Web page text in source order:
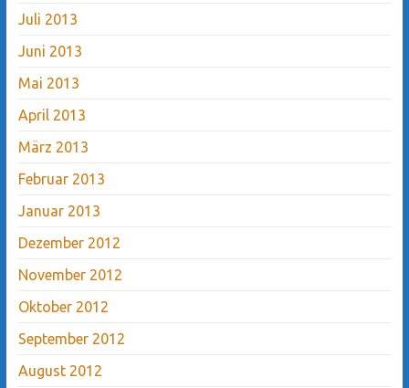
Juli 2013
Juni 2013
Mai 2013
April 2013
März 2013
Februar 2013
Januar 2013
Dezember 2012
November 2012
Oktober 2012
September 2012
August 2012